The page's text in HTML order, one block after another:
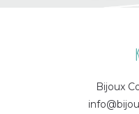
Bijoux